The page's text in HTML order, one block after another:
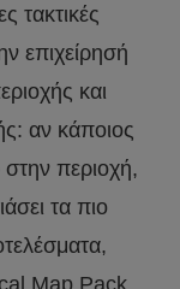
τακτικές
επιχείρησή
και
αν κάποιος
στην περιοχή,
τα πιο
Map Pack